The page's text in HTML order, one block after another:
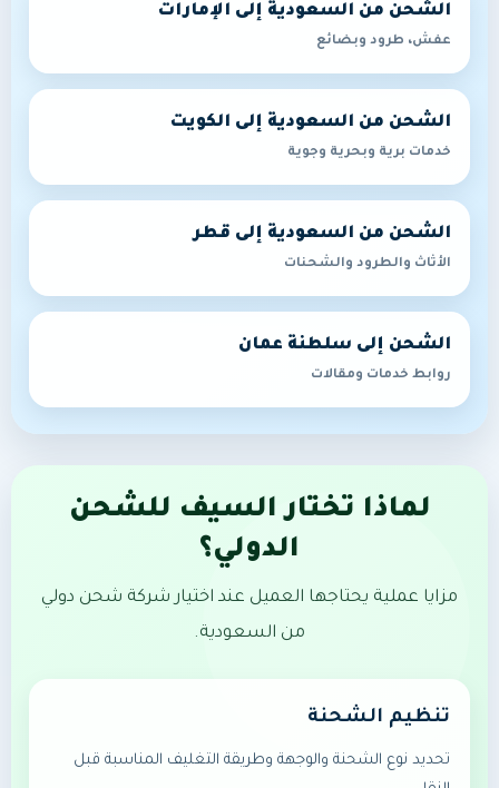
الشحن من السعودية إلى الإمارات
عفش، طرود وبضائع
الشحن من السعودية إلى الكويت
خدمات برية وبحرية وجوية
الشحن من السعودية إلى قطر
الأثاث والطرود والشحنات
الشحن إلى سلطنة عمان
روابط خدمات ومقالات
لماذا تختار السيف للشحن
الدولي؟
مزايا عملية يحتاجها العميل عند اختيار شركة شحن دولي
من السعودية.
تنظيم الشحنة
تحديد نوع الشحنة والوجهة وطريقة التغليف المناسبة قبل